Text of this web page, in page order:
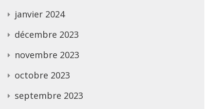
janvier 2024
décembre 2023
novembre 2023
octobre 2023
septembre 2023